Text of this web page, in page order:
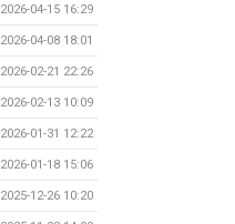
2026-04-15 16:29
2026-04-08 18:01
2026-02-21 22:26
2026-02-13 10:09
2026-01-31 12:22
2026-01-18 15:06
2025-12-26 10:20